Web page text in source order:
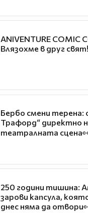
ANIVENTURE COMIC
Влязохме в друг свят!
Бербо смени терена:
Трафорд“ директно
театралната
250 години тишина:
зарови капсула,
днес няма да